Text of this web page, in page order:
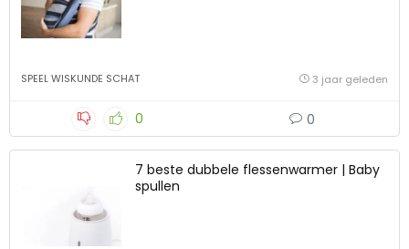
SPEEL WISKUNDE SCHAT 3 jaar geleden
0 0
7 beste dubbele flessenwarmer | Baby
spullen